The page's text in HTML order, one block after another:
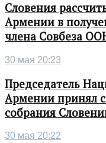
Словения
Армении в
члена Совбеза
30 мая 20:23
Председатель
Армении принял
собрания
30 мая 20:22